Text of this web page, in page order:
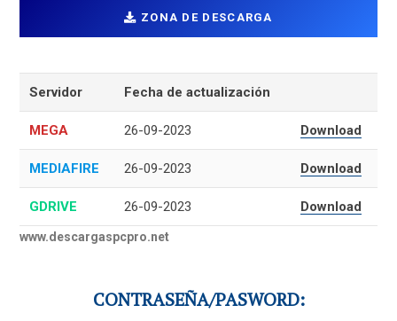
ZONA DE DESCARGA
Servidor Fecha de actualización
MEGA 26-09-2023 Download
MEDIAFIRE 26-09-2023 Download
GDRIVE 26-09-2023 Download
www.descargaspcpro.net
CONTRASEÑA/PASWORD: